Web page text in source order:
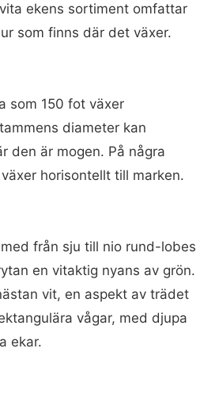
ekens sortiment omfattar
som finns där det växer.
som 150 fot växer
diameter kan
den är mogen. På några
horisontellt till marken.
från sju till nio rund-lobes
en vitaktig nyans av grön.
vit, en aspekt av trädet
vågar, med djupa
ekar.